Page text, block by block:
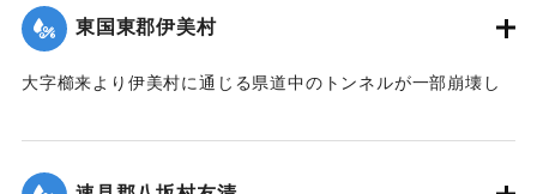
｜固有コード:
【出典：大分新聞 大正12年6月22日 朝刊7面】
｜固有コード: 00275058
東国東郡伊美村
大字櫛来より伊美村に通じる県道中のトンネルが一部崩壊し